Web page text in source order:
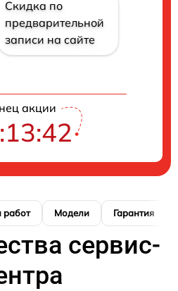
Скидка по
предварительной
записи на сайте
акции
работ Модели Гарантия
сервис-